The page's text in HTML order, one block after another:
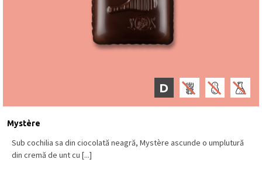
D
Mystère
Sub cochilia sa din ciocolată neagră, Mystère ascunde o umplutură
din cremă de unt cu [...]